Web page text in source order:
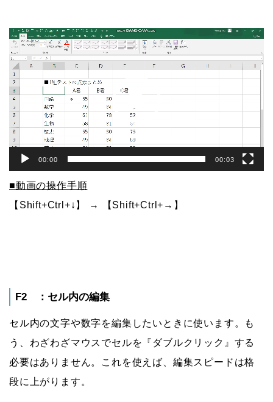
動
画
プ
レ
ー
ヤ
ー
00:00 00:03
■動画の操作手順
【Shift+Ctrl+↓】 → 【Shift+Ctrl+→】
F2 ：セル内の編集
セル内の文字や数字を編集したいときに使います。も
う、わざわざマウスでセルを『ダブルクリック』する
必要はありません。これを使えば、編集スピードは格
段に上がります。